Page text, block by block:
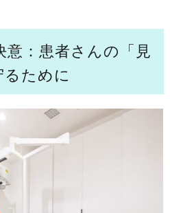
意：患者さんの「見
るために